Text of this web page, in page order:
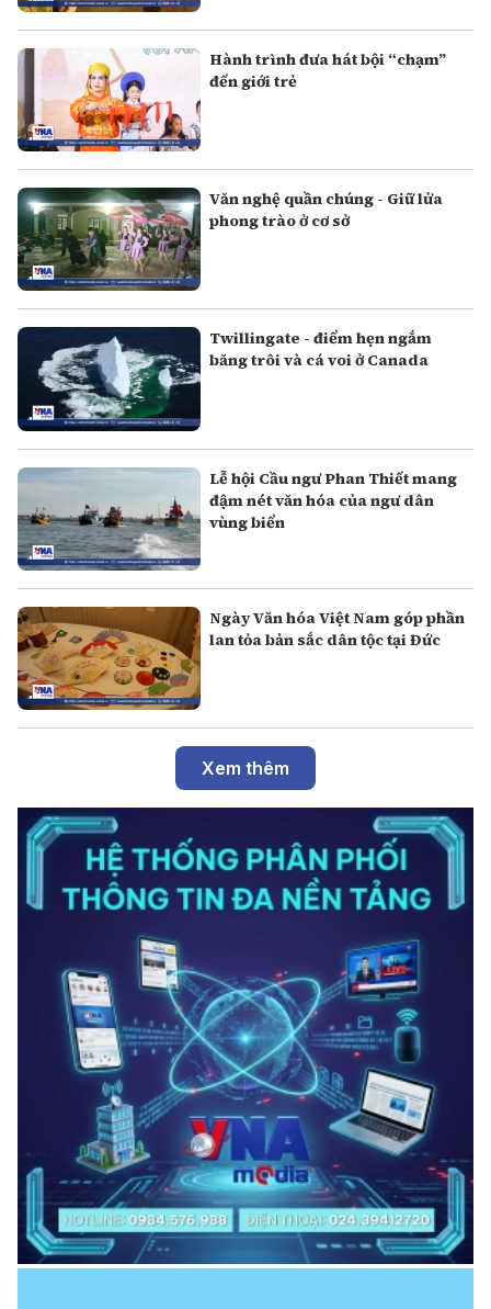
Hành trình đưa hát bội “chạm”
đến giới trẻ
Văn nghệ quần chúng - Giữ lửa
phong trào ở cơ sở
Twillingate - điểm hẹn ngắm
băng trôi và cá voi ở Canada
Lễ hội Cầu ngư Phan Thiết mang
đậm nét văn hóa của ngư dân
vùng biển
Ngày Văn hóa Việt Nam góp phần
lan tỏa bản sắc dân tộc tại Đức
Xem thêm